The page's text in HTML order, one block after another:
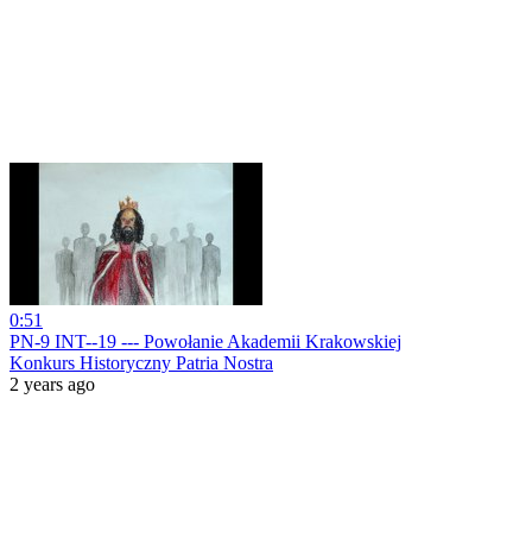
0:51
PN-9 INT--19 --- Powołanie Akademii Krakowskiej
Konkurs Historyczny Patria Nostra
2 years ago